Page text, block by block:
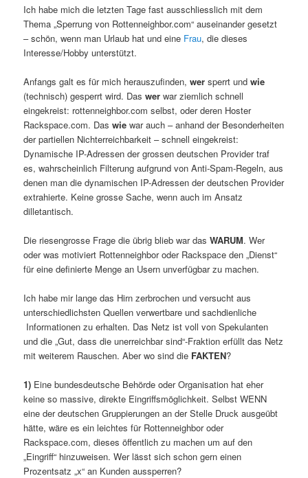
Ich habe mich die letzten Tage fast ausschliesslich mit dem
Thema „Sperrung von Rottenneighbor.com“ auseinander gesetzt
– schön, wenn man Urlaub hat und eine Frau, die dieses
Interesse/Hobby unterstützt.
Anfangs galt es für mich herauszufinden,wer sperrt undwie
(technisch) gesperrt wird. Daswer war ziemlich schnell
eingekreist: rottenneighbor.com selbst, oder deren Hoster
Rackspace.com. Daswie war auch – anhand der Besonderheiten
der partiellen Nichterreichbarkeit – schnell eingekreist:
Dynamische IP-Adressen der grossen deutschen Provider traf
es, wahrscheinlich Filterung aufgrund von Anti-Spam-Regeln, aus
denen man die dynamischen IP-Adressen der deutschen Provider
extrahierte. Keine grosse Sache, wenn auch im Ansatz
dilletantisch.
Die riesengrosse Frage die übrig blieb war dasWARUM. Wer
oder was motiviert Rottenneighbor oder Rackspace den „Dienst“
für eine definierte Menge an Usern unverfügbar zu machen.
Ich habe mir lange das Hirn zerbrochen und versucht aus
unterschiedlichsten Quellen verwertbare und sachdienliche
Informationen zu erhalten. Das Netz ist voll von Spekulanten
und die „Gut, dass die unerreichbar sind“-Fraktion erfüllt das Netz
mit weiterem Rauschen. Aber wo sind die FAKTEN?
1) Eine bundesdeutsche Behörde oder Organisation hat eher
keine so massive, direkte Eingriffsmöglichkeit. Selbst WENN
eine der deutschen Gruppierungen an der Stelle Druck ausgeübt
hätte, wäre es ein leichtes für Rottenneighbor oder
Rackspace.com, dieses öffentlich zu machen um auf den
„Eingriff“ hinzuweisen. Wer lässt sich schon gern einen
Prozentsatz „x“ an Kunden aussperren?